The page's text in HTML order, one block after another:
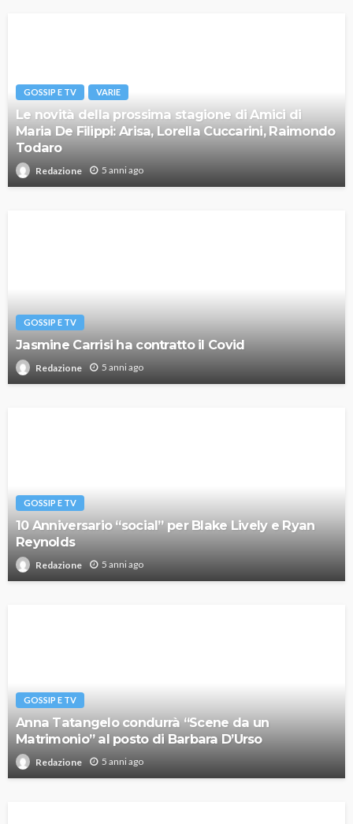
GOSSIP E TV VARIE
Le novità della prossima stagione di Amici di
Maria De Filippi: Arisa, Lorella Cuccarini, Raimondo
Todaro
Redazione 5 anni ago
GOSSIP E TV
Jasmine Carrisi ha contratto il Covid
Redazione 5 anni ago
GOSSIP E TV
10 Anniversario “social” per Blake Lively e Ryan
Reynolds
Redazione 5 anni ago
GOSSIP E TV
Anna Tatangelo condurrà “Scene da un
Matrimonio” al posto di Barbara D’Urso
Redazione 5 anni ago